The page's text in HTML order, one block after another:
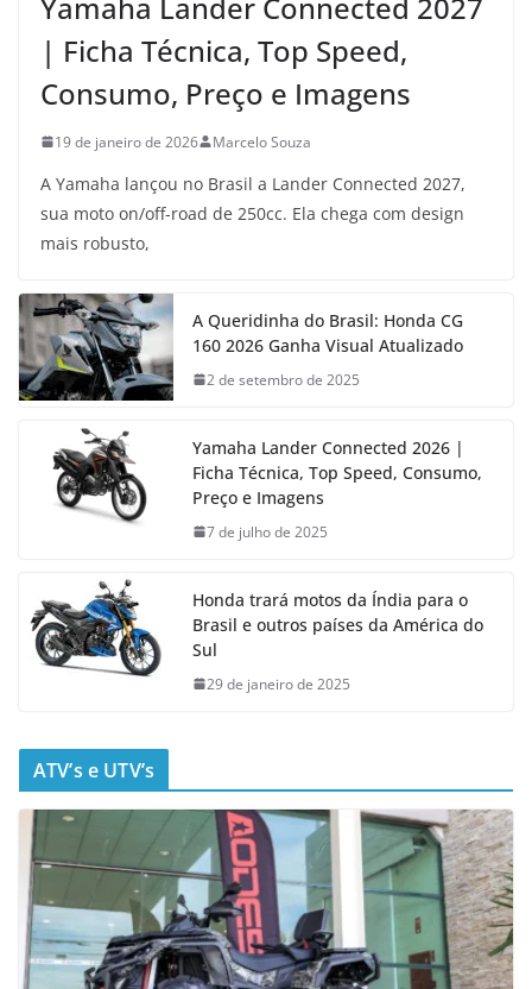
| Ficha Técnica, Top Speed,
Consumo, Preço e Imagens
19 de janeiro de 2026 Marcelo Souza
A Yamaha lançou no Brasil a Lander Connected 2027,
sua moto on/off-road de 250cc. Ela chega com design
mais robusto,
A Queridinha do Brasil: Honda CG
160 2026 Ganha Visual Atualizado
2 de setembro de 2025
Yamaha Lander Connected 2026 |
Ficha Técnica, Top Speed, Consumo,
Preço e Imagens
7 de julho de 2025
Honda trará motos da Índia para o
Brasil e outros países da América do
Sul
29 de janeiro de 2025
ATV’s e UTV’s